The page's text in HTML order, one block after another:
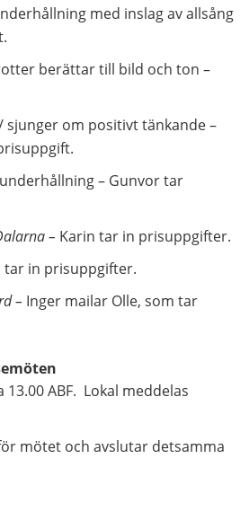
med inslag av allsång
berättar till bild och ton –
sjunger om positivt tänkande –
– Gunvor tar
– Karin tar in prisuppgifter.
tar in prisuppgifter.
– Inger mailar Olle, som tar
13.00 ABF. Lokal meddelas
mötet och avslutar detsamma